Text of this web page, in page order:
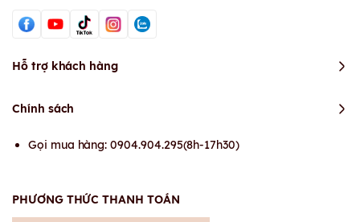
Hỗ trợ khách hàng
Chính sách
Gọi mua hàng: 0904.904.295(8h-17h30)
PHƯƠNG THỨC THANH TOÁN